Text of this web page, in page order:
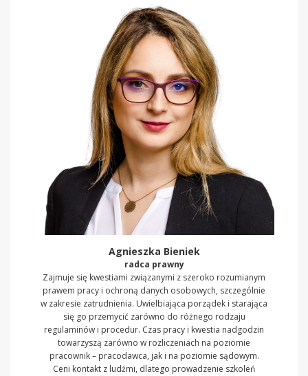
Agnieszka Bieniek
radca prawny
Zajmuje się kwestiami związanymi z szeroko rozumianym
prawem pracy i ochroną danych osobowych, szczególnie
w zakresie zatrudnienia. Uwielbiająca porządek i starająca
się go przemycić zarówno do różnego rodzaju
regulaminów i procedur. Czas pracy i kwestia nadgodzin
towarzyszą zarówno w rozliczeniach na poziomie
pracownik – pracodawca, jak i na poziomie sądowym.
Ceni kontakt z ludźmi, dlatego prowadzenie szkoleń